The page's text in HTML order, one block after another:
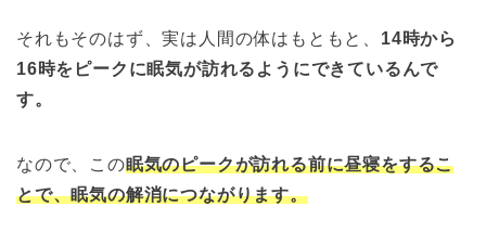
それもそのはず、実は人間の体はもともと、 14時から
16時をピークに眠気が訪れるようにできているんで
す。
なので、この眠気のピークが訪れる前に昼寝をするこ
とで、眠気の解消につながります。